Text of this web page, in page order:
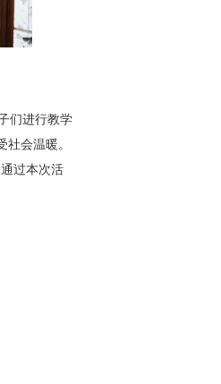
们进行教学
会温暖。
过本次活